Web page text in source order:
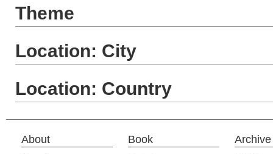
Theme
Location: City
Location: Country
About
Book
Archive